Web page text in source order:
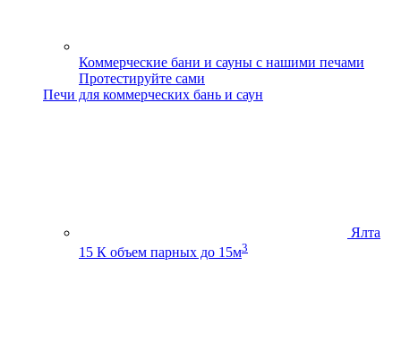
Коммерческие бани и сауны с нашими печами
Протестируйте сами
Печи для коммерческих бань и саун
Ялта
15 К объем парных до 15м3